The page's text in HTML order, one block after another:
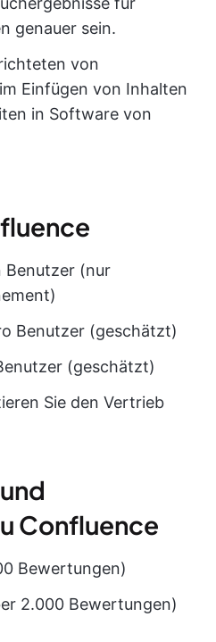
genauer sein.
von
Einfügen von Inhalten
in Software von
Benutzer (nur
Benutzer (geschätzt)
(geschätzt)
Sie den Vertrieb
Confluence
Bewertungen)
2.000 Bewertungen)